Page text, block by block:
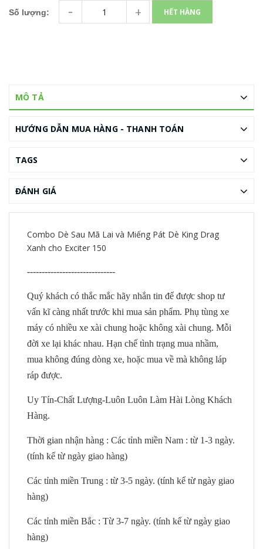
Số lượng: - + HẾT HÀNG
MÔ TẢ
HƯỚNG DẪN MUA HÀNG - THANH TOÁN
TAGS
ĐÁNH GIÁ
Combo Dè Sau Mã Lai và Miếng Pát Dè King Drag
Xanh cho Exciter 150
------------------------------
Quý khách có thắc mắc hãy nhắn tin để được shop tư
vấn kĩ càng nhất trước khi mua sản phẩm. Phụ tùng xe
máy có nhiều xe xài chung hoặc không xài chung. Mỗi
đời xe lại khác nhau. Hạn chế tình trạng mua nhầm,
mua không đúng dòng xe, hoặc mua về mà không láp
ráp được.
Uy Tín-Chất Lượng-Luôn Luôn Làm Hài Lòng Khách
Hàng.
Thời gian nhận hàng : Các tỉnh miền Nam : từ 1-3 ngày.
(tính kể từ ngày giao hàng)
Các tỉnh miền Trung : từ 3-5 ngày. (tính kể từ ngày giao
hàng)
Các tỉnh miền Bắc : Từ 3-7 ngày. (tính kể từ ngày giao
hàng)